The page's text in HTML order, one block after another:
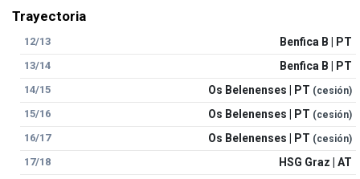
Trayectoria
12/13 Benfica B | PT
13/14 Benfica B | PT
14/15 Os Belenenses | PT (cesión)
15/16 Os Belenenses | PT (cesión)
16/17 Os Belenenses | PT (cesión)
17/18 HSG Graz | AT